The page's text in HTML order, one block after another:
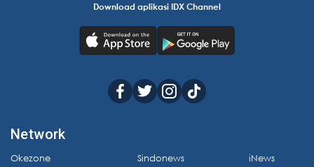
Download aplikasi IDX Channel
Network
Okezone
Sindonews
iNews